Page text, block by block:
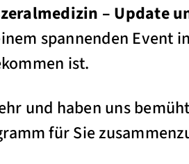
– Update
spannenden Event
ist.
und haben uns
für Sie